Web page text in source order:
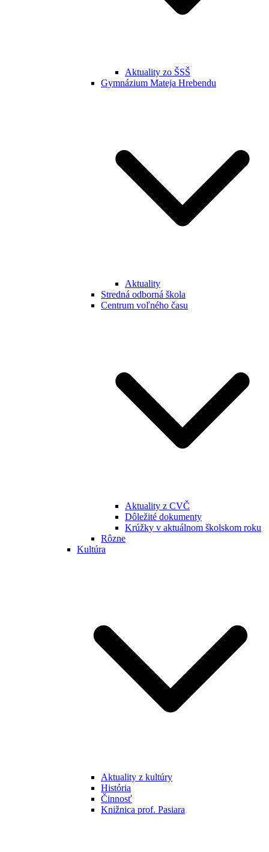
Aktuality zo ŠSŠ
Gymnázium Mateja Hrebendu
Aktuality
Stredná odborná škola
Centrum voľného času
Aktuality z CVČ
Dôležité dokumenty
Krúžky v aktuálnom školskom roku
Rôzne
Kultúra
Aktuality z kultúry
História
Činnosť
Knižnica prof. Pasiara